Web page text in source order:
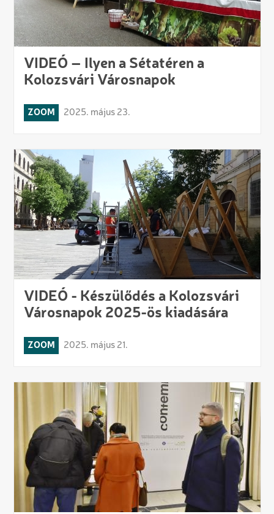
VIDEÓ – Ilyen a Sétatéren a
Kolozsvári Városnapok
ZOOM 2025. május 23.
VIDEÓ - Készülődés a Kolozsvári
Városnapok 2025-ös kiadására
ZOOM 2025. május 21.